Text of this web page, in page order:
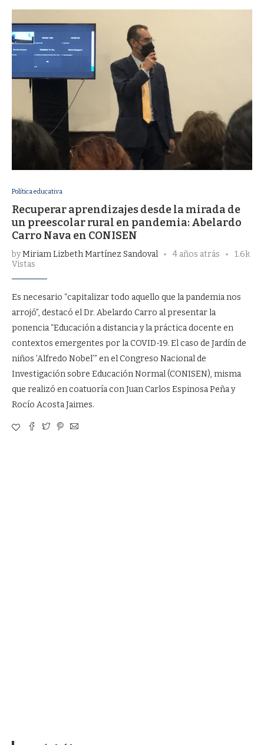
Política educativa
Recuperar aprendizajes desde la mirada de
un preescolar rural en pandemia: Abelardo
Carro Nava en CONISEN
byMiriam Lizbeth Martínez Sandoval 4 años atrás
1.6k
Vistas
Es necesario “capitalizar todo aquello que la pandemia nos
arrojó”, destacó el Dr. Abelardo Carro al presentar la
ponencia “Educación a distancia y la práctica docente en
contextos emergentes por la COVID-19. El caso de Jardín de
niños ’Alfredo Nobel’” en el Congreso Nacional de
Investigación sobre Educación Normal (CONISEN), misma
que realizó en coatuoría con Juan Carlos Espinosa Peña y
Rocío Acosta Jaimes.